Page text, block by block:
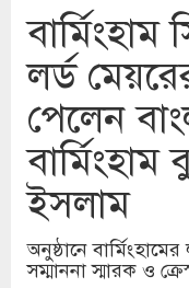
লর্ড
পেলেন
ইসলাম
অনুষ্ঠানে
সম্মাননা স্মারক ও